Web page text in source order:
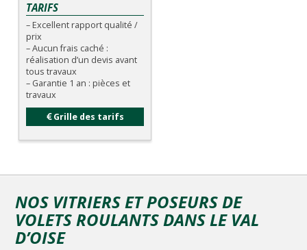
TARIFS
– Excellent rapport qualité /
prix
– Aucun frais caché :
réalisation d’un devis avant
tous travaux
– Garantie 1 an : pièces et
travaux
Grille des tarifs
NOS VITRIERS ET POSEURS DE
VOLETS ROULANTS DANS LE VAL
D’OISE